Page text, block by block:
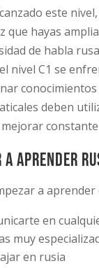
este
que hayas
de habla
nivel C1 se
deben
mejorar
a aprender
a aprender
en
muy
en rusia